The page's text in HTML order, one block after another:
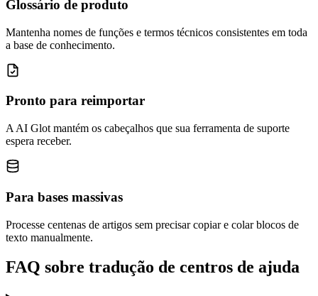
Glossário de produto
Mantenha nomes de funções e termos técnicos consistentes em toda
a base de conhecimento.
Pronto para reimportar
A AI Glot mantém os cabeçalhos que sua ferramenta de suporte
espera receber.
Para bases massivas
Processe centenas de artigos sem precisar copiar e colar blocos de
texto manualmente.
FAQ sobre tradução de centros de ajuda